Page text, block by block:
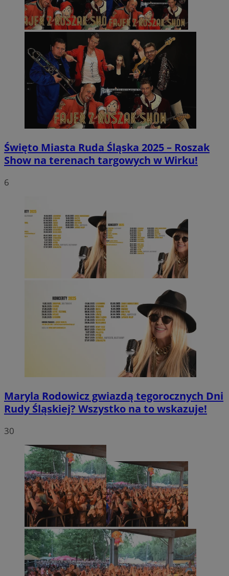
Święto Miasta Ruda Śląska 2025 – Roszak
Show na terenach targowych w Wirku!
6
Maryla Rodowicz gwiazdą tegorocznych Dni
Rudy Śląskiej? Wszystko na to wskazuje!
30